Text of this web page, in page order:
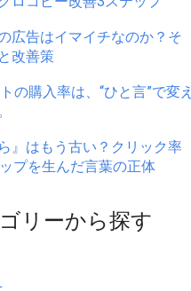
広告はイマイチなのか？そ
改善策
の購入率は、“ひと言”で変え
ら』はもう古い？クリック率
プを生んだ言葉の正体
リーから探す